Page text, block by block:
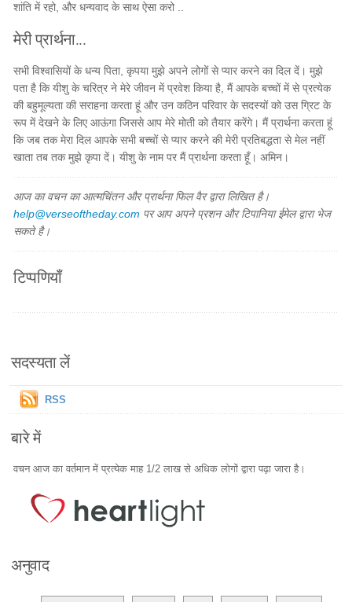
शांति में रहो, और धन्यवाद के साथ ऐसा करो ..
मेरी प्रार्थना...
सभी विश्वासियों के धन्य पिता, कृपया मुझे अपने लोगों से प्यार करने का दिल दें। मुझे
पता है कि यीशु के चरित्र ने मेरे जीवन में प्रवेश किया है, मैं आपके बच्चों में से प्रत्येक
की बहुमूल्यता की सराहना करता हूं और उन कठिन परिवार के सदस्यों को उस ग्रिट के
रूप में देखने के लिए आऊंगा जिससे आप मेरे मोती को तैयार करेंगे। मैं प्रार्थना करता हूं
कि जब तक मेरा दिल आपके सभी बच्चों से प्यार करने की मेरी प्रतिबद्धता से मेल नहीं
खाता तब तक मुझे कृपा दें। यीशु के नाम पर मैं प्रार्थना करता हूँ। अमिन।
आज का वचन का आत्मचिंतन और प्रार्थना फिल वैर द्वारा लिखित है।
help@verseoftheday.com पर आप अपने प्रशन और टिपानिया ईमेल द्वारा भेज
सकते है।
टिप्पणियाँ
सदस्यता लें
RSS
बारे में
वचन आज का वर्तमान में प्रत्येक माह 1/2 लाख से अधिक लोगों द्वारा पढ़ा जारा है।
अनुवाद